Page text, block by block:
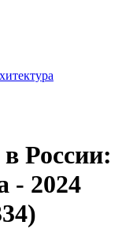
России:
- 2024